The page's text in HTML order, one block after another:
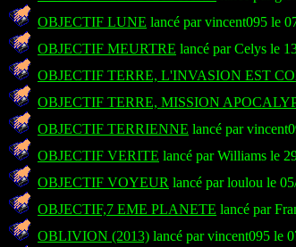
OBJECTIF LUNE lancé par vincent095 le
OBJECTIF MEURTRE lancé par Celys le
OBJECTIF TERRE, L'INVASION EST
OBJECTIF TERRE, MISSION
OBJECTIF TERRIENNE lancé par
OBJECTIF VERITE lancé par Williams le
OBJECTIF VOYEUR lancé par loulou le
OBJECTIF,7 EME PLANETE lancé par
OBLIVION (2013) lancé par vincent095 le